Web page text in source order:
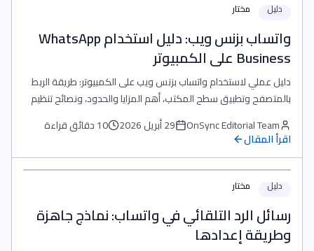
دليل مختار
واتساب بزنس ويب: دليل استخدام WhatsApp
Business على الكمبيوتر
دليل عملي لاستخدام واتساب بزنس ويب على الكمبيوتر: طريقة الربط
بالمتصفح وتطبيق سطح المكتب، أهم المزايا والحدود، ونصائح تنظيم
OnSync Editorial Team 29 أبريل 2026 10 دقائق قراءة
اقرأ المقال
دليل مختار
رسائل الرد التلقائي في واتساب: نماذج جاهزة
وطريقة إعدادها